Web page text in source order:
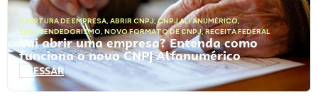
ABERTURA DE EMPRESA, ABRIR CNPJ,CNPJ ALFANUMÉRICO,
EMPREENDEDORISMO, NOVO FORMATO DE CNPJ,RECEITA FEDERAL
Vai abrir uma empresa? Entenda como
funciona o novo CNPJ Alfanumérico
ACESSAR